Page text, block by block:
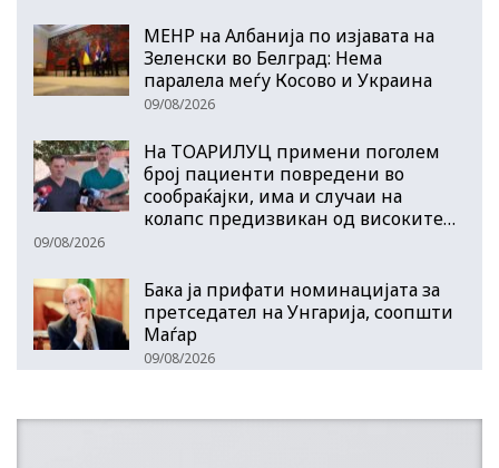
МЕНР на Албанија по изјавата на
Зеленски во Белград: Нема
паралела меѓу Косово и Украина
09/08/2026
На ТОАРИЛУЦ примени поголем
број пациенти повредени во
сообраќајки, има и случаи на
колапс предизвикан од високите…
09/08/2026
Бака ја прифати номинацијата за
претседател на Унгарија, соопшти
Маѓар
09/08/2026